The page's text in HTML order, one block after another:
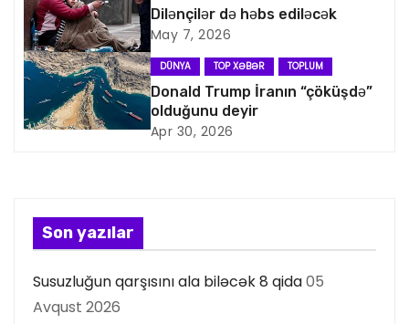
q
a
s
a
ı
Dilənçilər də həbs ediləcək
May 7, 2026
DÜNYA TOP XƏBƏR TOPLUM
Donald Trump İranın “çöküşdə”
olduğunu deyir
Apr 30, 2026
Son yazılar
Susuzluğun qarşısını ala biləcək 8 qida05
Avqust 2026